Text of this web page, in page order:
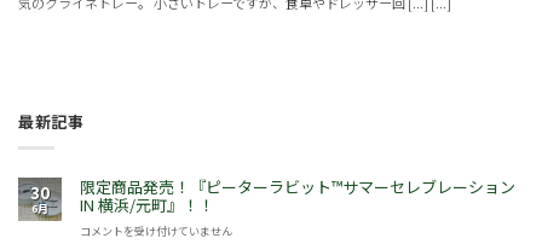
最新記事
30
6月
限定商品発売！『ピーターラビット™サマーセレブレーション
IN 横浜/元町』！！
限
コメントを受け付けていません